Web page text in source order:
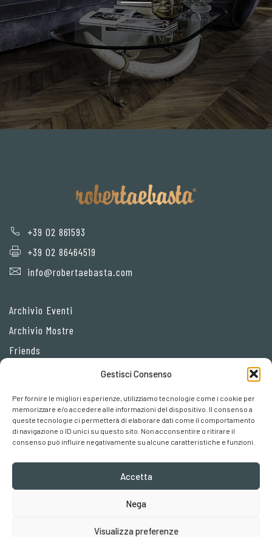
Gestisci Consenso
Per fornire le migliori esperienze, utilizziamo tecnologie come i cookie per
memorizzare e/o accedere alle informazioni del dispositivo. Il consenso a
queste tecnologie ci permetterà di elaborare dati come il comportamento
di navigazione o ID unici su questo sito. Non acconsentire o ritirare il
consenso può influire negativamente su alcune caratteristiche e funzioni.
Accetta
Nega
Visualizza preferenze
+39 02 861593
+39 02 86464519
info@robertaebasta.com
Archivio Eventi
Archivio Mostre
Friends
Cookie policy
Preferenze cookies